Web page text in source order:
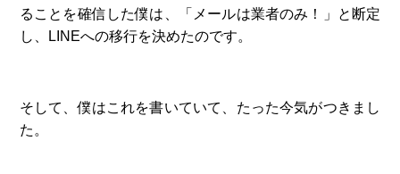
ることを確信した僕は、「メールは業者のみ！」と断定
し、LINEへの移行を決めたのです。
そして、僕はこれを書いていて、たった今気がつきまし
た。